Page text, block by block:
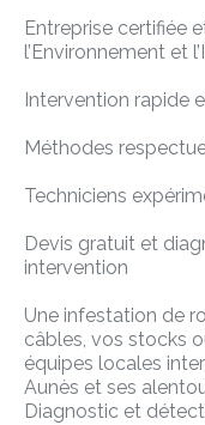
Entreprise certifiée
l’Environnement et
Intervention rapide
Méthodes
Techniciens
Devis gratuit et
intervention
Une infestation de
câbles, vos stocks
équipes locales
Aunès et ses
Diagnostic et